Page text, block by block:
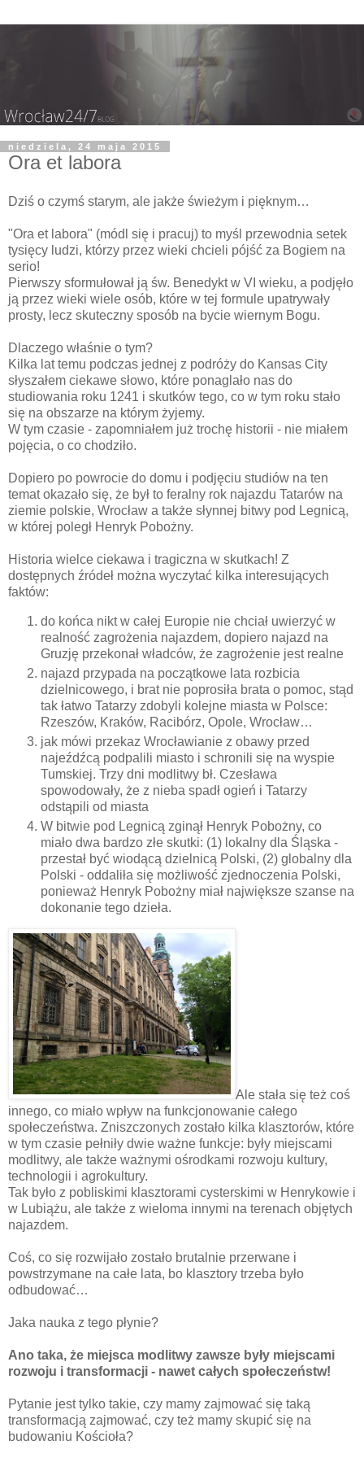
niedziela, 24 maja 2015
Ora et labora
Dziś o czymś starym, ale jakże świeżym i pięknym…
"Ora et labora" (módl się i pracuj) to myśl przewodnia setek
tysięcy ludzi, którzy przez wieki chcieli pójść za Bogiem na
serio!
Pierwszy sformułował ją św. Benedykt w VI wieku, a podjęło
ją przez wieki wiele osób, które w tej formule upatrywały
prosty, lecz skuteczny sposób na bycie wiernym Bogu.
Dlaczego właśnie o tym?
Kilka lat temu podczas jednej z podróży do Kansas City
słyszałem ciekawe słowo, które ponaglało nas do
studiowania roku 1241 i skutków tego, co w tym roku stało
się na obszarze na którym żyjemy.
W tym czasie - zapomniałem już trochę historii - nie miałem
pojęcia, o co chodziło.
Dopiero po powrocie do domu i podjęciu studiów na ten
temat okazało się, że był to feralny rok najazdu Tatarów na
ziemie polskie, Wrocław a także słynnej bitwy pod Legnicą,
w której poległ Henryk Pobożny.
Historia wielce ciekawa i tragiczna w skutkach! Z
dostępnych źródeł można wyczytać kilka interesujących
faktów:
do końca nikt w całej Europie nie chciał uwierzyć w
realność zagrożenia najazdem, dopiero najazd na
Gruzję przekonał władców, że zagrożenie jest realne
najazd przypada na początkowe lata rozbicia
dzielnicowego, i brat nie poprosiła brata o pomoc, stąd
tak łatwo Tatarzy zdobyli kolejne miasta w Polsce:
Rzeszów, Kraków, Racibórz, Opole, Wrocław…
jak mówi przekaz Wrocławianie z obawy przed
najeźdźcą podpalili miasto i schronili się na wyspie
Tumskiej. Trzy dni modlitwy bł. Czesława
spowodowały, że z nieba spadł ogień i Tatarzy
odstąpili od miasta
W bitwie pod Legnicą zginął Henryk Pobożny, co
miało dwa bardzo złe skutki: (1) lokalny dla Śląska -
przestał być wiodącą dzielnicą Polski, (2) globalny dla
Polski - oddaliła się możliwość zjednoczenia Polski,
ponieważ Henryk Pobożny miał największe szanse na
dokonanie tego dzieła.
Ale stała się też coś
innego, co miało wpływ na funkcjonowanie całego
społeczeństwa. Zniszczonych zostało kilka klasztorów, które
w tym czasie pełniły dwie ważne funkcje: były miejscami
modlitwy, ale także ważnymi ośrodkami rozwoju kultury,
technologii i agrokultury.
Tak było z pobliskimi klasztorami cysterskimi w Henrykowie i
w Lubiążu, ale także z wieloma innymi na terenach objętych
najazdem.
Coś, co się rozwijało zostało brutalnie przerwane i
powstrzymane na całe lata, bo klasztory trzeba było
odbudować…
Jaka nauka z tego płynie?
Ano taka, że miejsca modlitwy zawsze były miejscami
rozwoju i transformacji - nawet całych społeczeństw!
Pytanie jest tylko takie, czy mamy zajmować się taką
transformacją zajmować, czy też mamy skupić się na
budowaniu Kościoła?